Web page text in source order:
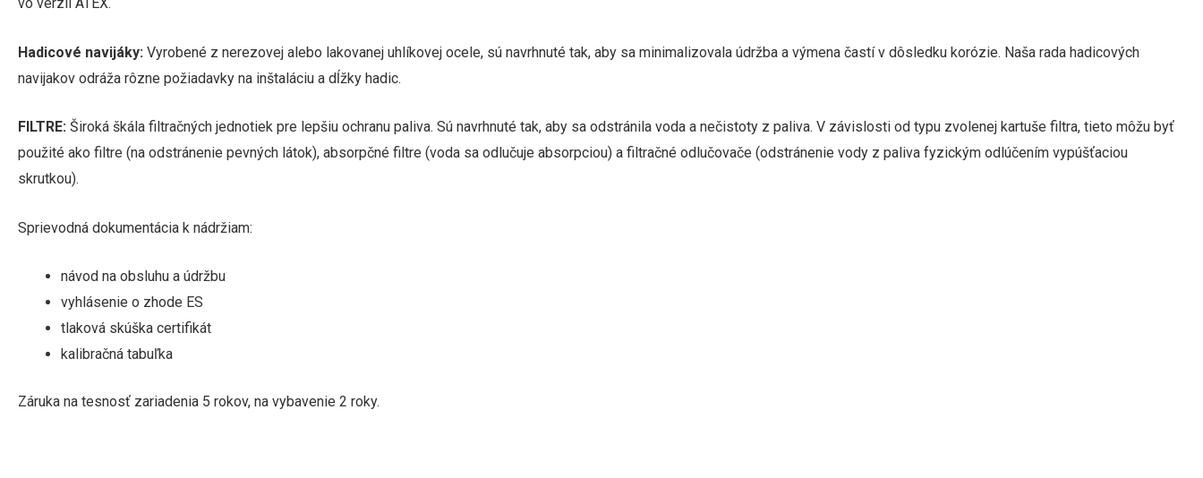
Hadicové navijáky: Vyrobené z nerezovej alebo lakovanej uhlíkovej ocele, sú navrhnuté tak, aby sa minimalizovala údržba a výmena častí v dôsledku korózie. Naša rada hadicových
navijakov odráža rôzne požiadavky na inštaláciu a dĺžky hadic.
FILTRE: Široká škála filtračných jednotiek pre lepšiu ochranu paliva. Sú navrhnuté tak, aby sa odstránila voda a nečistoty z paliva. V závislosti od typu zvolenej kartuše filtra, tieto môžu byť
použité ako filtre (na odstránenie pevných látok), absorpčné filtre (voda sa odlučuje absorpciou) a filtračné odlučovače (odstránenie vody z paliva fyzickým odlúčením vypúšťaciou
skrutkou).
Sprievodná dokumentácia k nádržiam:
návod na obsluhu a údržbu
vyhlásenie o zhode ES
tlaková skúška certifikát
kalibračná tabuľka
Záruka na tesnosť zariadenia 5 rokov, na vybavenie 2 roky.